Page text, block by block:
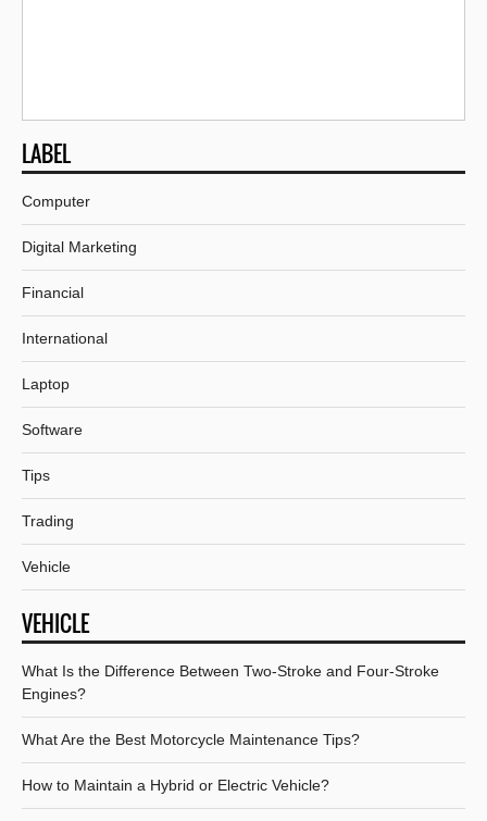
LABEL
Computer
Digital Marketing
Financial
International
Laptop
Software
Tips
Trading
Vehicle
VEHICLE
What Is the Difference Between Two-Stroke and Four-Stroke
Engines?
What Are the Best Motorcycle Maintenance Tips?
How to Maintain a Hybrid or Electric Vehicle?